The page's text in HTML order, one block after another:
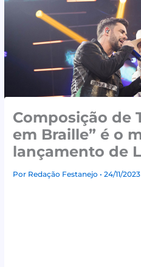
Composição de
em Braille” é o
lançamento de
Por Redação Festanejo• 24/11/2023